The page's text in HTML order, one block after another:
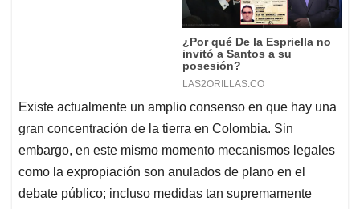
Existe actualmente un amplio consenso en que hay una
gran concentración de la tierra en Colombia. Sin
embargo, en este mismo momento mecanismos legales
como la expropiación son anulados de plano en el
debate público; incluso medidas tan supremamente